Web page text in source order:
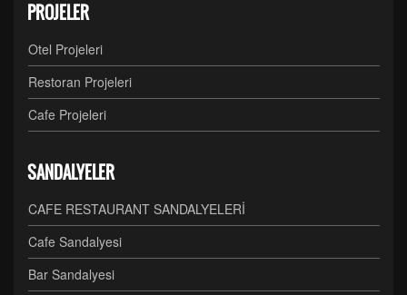
PROJELER
Otel Projeleri
Restoran Projeleri
Cafe Projeleri
SANDALYELER
CAFE RESTAURANT SANDALYELERİ
Cafe Sandalyesi
Bar Sandalyesi